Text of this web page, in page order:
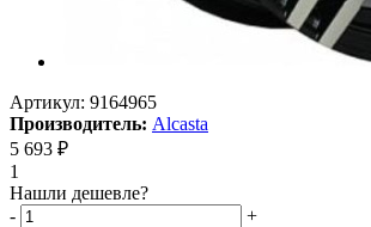
Артикул: 9164965
Производитель: Alcasta
5 693 ₽
1
Нашли дешевле?
-
+